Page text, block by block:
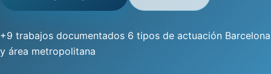
+9 trabajos documentados 6 tipos de actuación Barcelona
y área metropolitana